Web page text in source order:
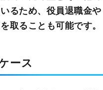
るため、役員退職金や
取ることも可能です。
ース